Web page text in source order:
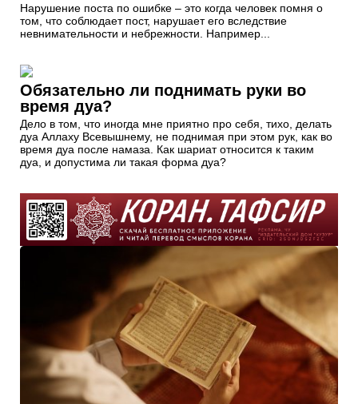
Нарушение поста по ошибке – это когда человек помня о
том, что соблюдает пост, нарушает его вследствие
невнимательности и небрежности. Например...
Обязательно ли поднимать руки во
время дуа?
Дело в том, что иногда мне приятно про себя, тихо, делать
дуа Аллаху Всевышнему, не поднимая при этом рук, как во
время дуа после намаза. Как шариат относится к таким
дуа, и допустима ли такая форма дуа?